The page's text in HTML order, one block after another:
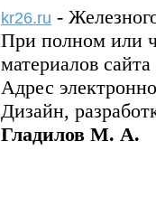
kr26.ru -
При полном или
материалов
Адрес
Дизайн,
Гладилов М. А.